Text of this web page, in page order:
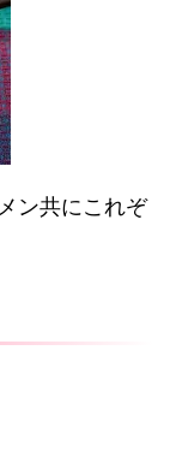
ン共にこれぞ